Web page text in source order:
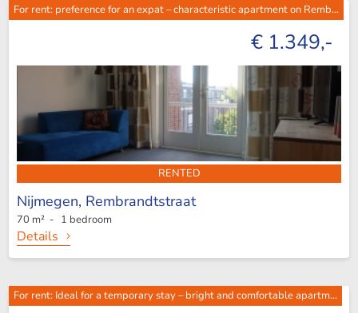
For rent: preference for an expat – characteristic apartment on Remb...
€ 1.349,-
RENTED
Nijmegen, Rembrandtstraat
70 m² - 1 bedroom
Details
For rent: Ideal for a temporary stay – bright and comfortable apartm...